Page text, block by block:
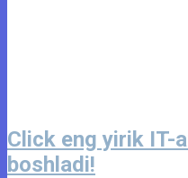
Click eng yirik IT-
boshladi!